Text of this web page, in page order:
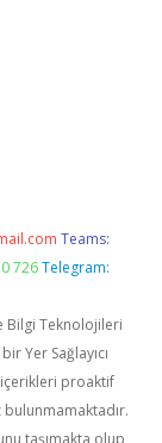
Teams:
726 Telegram:
Bilgi Teknolojileri
Yer Sağlayıcı
proaktif
taşımakta olup,